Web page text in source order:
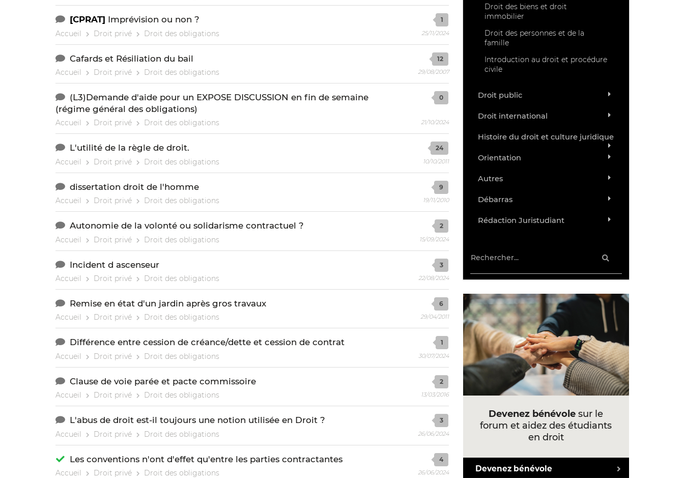
[CPRAT] Imprévision ou non ?
Accueil Droit privé Droit des obligations
1
25/11/2024
Cafards et Résiliation du bail
Accueil Droit privé Droit des obligations
12
29/08/2007
(L3)Demande d'aide pour un EXPOSE DISCUSSION en fin de semaine
(régime général des obligations)
Accueil Droit privé Droit des obligations
0
21/10/2024
L'utilité de la règle de droit.
Accueil Droit privé Droit des obligations
24
10/10/2011
dissertation droit de l'homme
Accueil Droit privé Droit des obligations
9
19/11/2010
Autonomie de la volonté ou solidarisme contractuel ?
Accueil Droit privé Droit des obligations
2
15/09/2024
Incident d ascenseur
Accueil Droit privé Droit des obligations
3
22/08/2024
Remise en état d'un jardin après gros travaux
Accueil Droit privé Droit des obligations
6
29/04/2011
Différence entre cession de créance/dette et cession de contrat
Accueil Droit privé Droit des obligations
1
30/07/2024
Clause de voie parée et pacte commissoire
Accueil Droit privé Droit des obligations
2
13/03/2016
L'abus de droit est-il toujours une notion utilisée en Droit ?
Accueil Droit privé Droit des obligations
3
26/06/2024
Les conventions n'ont d'effet qu'entre les parties contractantes
Accueil Droit privé Droit des obligations
4
26/06/2024
Droit des biens et droit
immobilier
Droit des personnes et de la
famille
Introduction au droit et procédure
civile
Droit public
Droit international
Histoire du droit et culture juridique
Orientation
Autres
Débarras
Rédaction Juristudiant
Devenez bénévole sur le
forum et aidez des étudiants
en droit
Devenez bénévole